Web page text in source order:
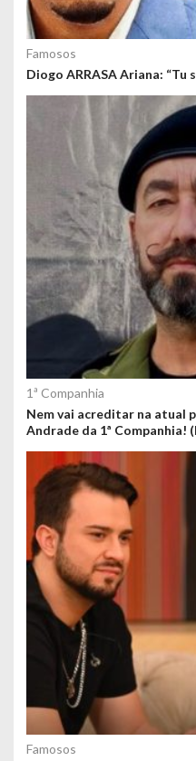
Famosos
Diogo ARRASA Ariana: “Tu
1ª Companhia
Nem vai acreditar na atual
Andrade da 1ª Companhia!
Famosos